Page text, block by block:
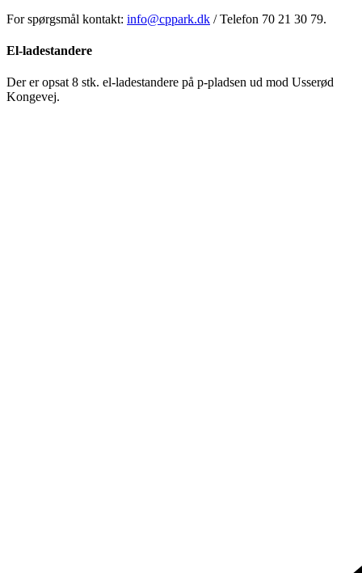
For spørgsmål kontakt: info@cppark.dk / Telefon 70 21 30 79.
El-ladestandere
Der er opsat 8 stk. el-ladestandere på p-pladsen ud mod Usserød
Kongevej.